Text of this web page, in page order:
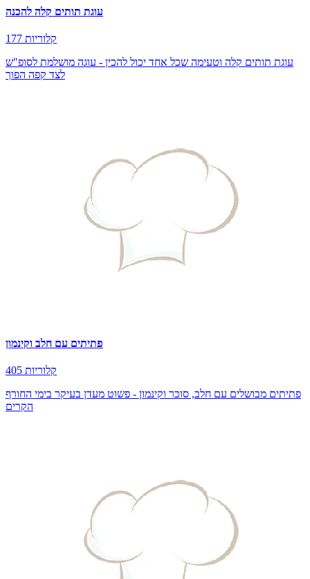
עוגת תותים קלה להכנה
177 קלוריות
עוגת תותים קלה וטעימה שכל אחד יכול להכין - עוגה מושלמת לסופ"ש
לצד קפה הפוך
פתיתים עם חלב וקינמון
405 קלוריות
פתיתים מבושלים עם חלב, סוכר וקינמון - פשוט מעדן בעיקר בימי החורף
הקרים